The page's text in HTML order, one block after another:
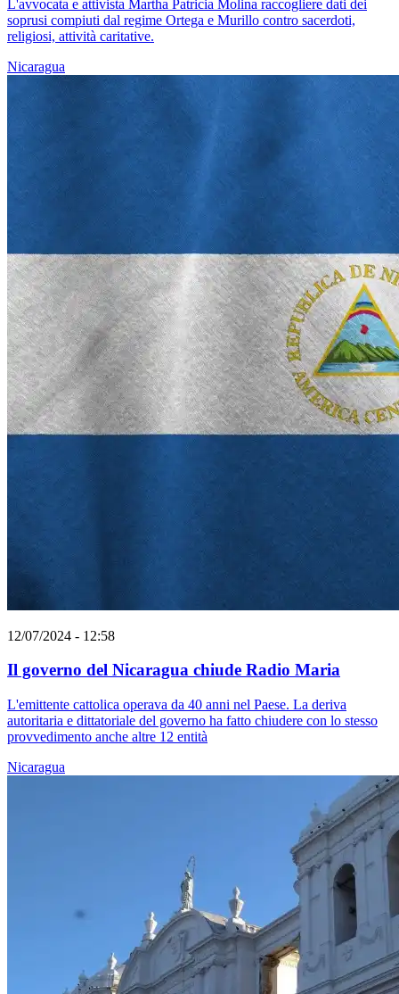
L'avvocata e attivista Martha Patricia Molina raccogliere dati dei
soprusi compiuti dal regime Ortega e Murillo contro sacerdoti,
religiosi, attività caritative.
Nicaragua
12/07/2024 - 12:58
Il governo del Nicaragua chiude Radio Maria
L'emittente cattolica operava da 40 anni nel Paese. La deriva
autoritaria e dittatoriale del governo ha fatto chiudere con lo stesso
provvedimento anche altre 12 entità
Nicaragua